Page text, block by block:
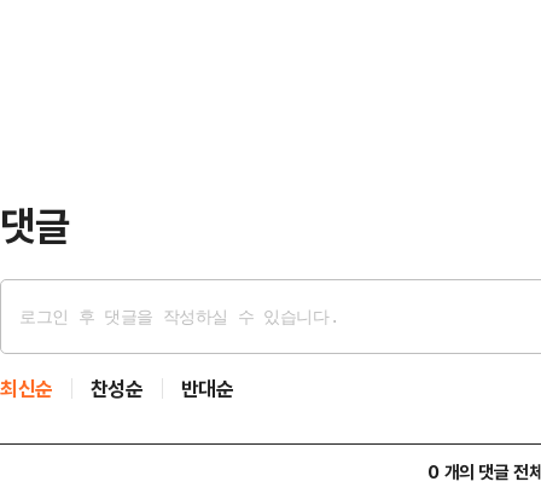
댓글
최신순 찬성순 반대순
0 개의 댓글 전